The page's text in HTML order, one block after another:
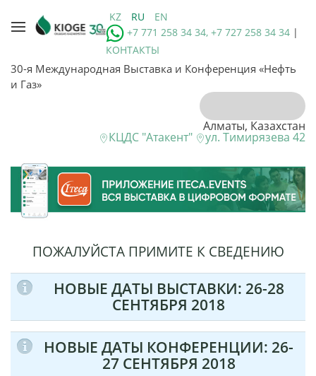
KZ RU
EN
+7 771 258 34 34, +7 727 258 34 34 |
КОНТАКТЫ
30-я Международная Выставка и Конференция «Нефть
и Газ»
Алматы, Казахстан
КЦДС "Атакент" ул. Тимирязева 42
ПОЖАЛУЙСТА ПРИМИТЕ К СВЕДЕНИЮ
НОВЫЕ ДАТЫ ВЫСТАВКИ: 26-28
СЕНТЯБРЯ 2018
НОВЫЕ ДАТЫ КОНФЕРЕНЦИИ: 26-
27 СЕНТЯБРЯ 2018